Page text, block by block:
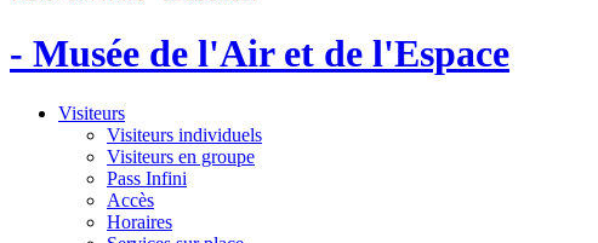
- Musée de l'Air et de l'Espace
Visiteurs
Visiteurs individuels
Visiteurs en groupe
Pass Infini
Accès
Horaires